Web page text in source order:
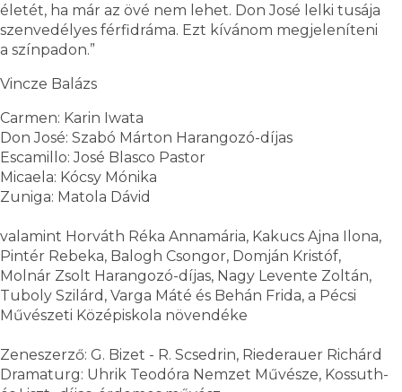
életét, ha már az övé nem lehet. Don José lelki tusája
szenvedélyes férfidráma. Ezt kívánom megjeleníteni
a színpadon.”
Vincze Balázs
Carmen: Karin Iwata
Don José: Szabó Márton Harangozó-díjas
Escamillo: José Blasco Pastor
Micaela: Kócsy Mónika
Zuniga: Matola Dávid
valamint Horváth Réka Annamária, Kakucs Ajna Ilona,
Pintér Rebeka, Balogh Csongor, Domján Kristóf,
Molnár Zsolt Harangozó-díjas, Nagy Levente Zoltán,
Tuboly Szilárd, Varga Máté és Behán Frida, a Pécsi
Művészeti Középiskola növendéke
Zeneszerző: G. Bizet - R. Scsedrin, Riederauer Richárd
Dramaturg: Uhrik Teodóra Nemzet Művésze, Kossuth-